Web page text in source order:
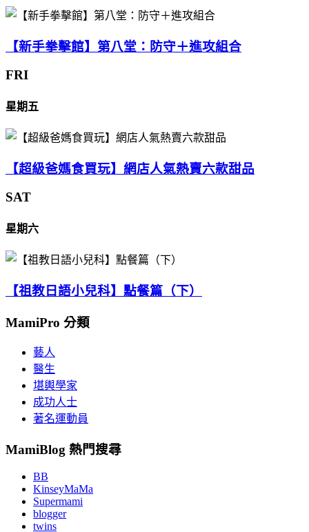
【新手拳擊館】第八堂：防守＋進攻組合
FRI
星期五
【超級爸媽食買玩】網店人氣熱賣六款甜品
SAT
星期六
【祖教日語小兒科】點餐篇（下）
MamiPro 分類
藝人
醫生
堪輿學家
成功人士
著名運動員
MamiBlog 熱門搜尋
BB
KinseyMaMa
Supermami
blogger
twins